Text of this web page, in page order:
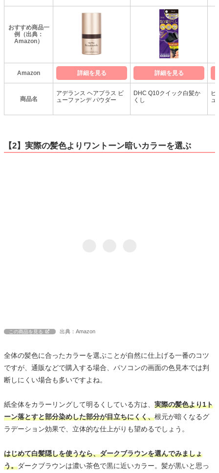
おすすめ商品一
例（出典：
Amazon）
Amazon 詳細を見る 詳細を見る
商品名
アデランス ヘアプラス ビ
ューファンデ パウダー
DHC Q10クイック白髪か
くし
ビ
ュ
【2】実際の髪色よりワントーン暗いカラーを選ぶ
この商品を見る 出典：Amazon
全体の髪色に合ったカラーを選ぶことが自然に仕上げる一番のコツ
ですが、通販などで購入する場合、パソコンの画面の色見本では判
断しにくい場合も多いですよね。
紙全体をカラーリングして明るくしている方は、 実際の髪色より1ト
ーン落とすと部分染めした部分が目立ちにくく、根元が暗くなるグ
ラデーション効果で、立体的な仕上がりも望めるでしょう。
はじめて白髪隠しを使うなら、ダークブラウンを選んでみましょ
う。ダークブラウンは濃い茶色で黒に近いカラー。髪が黒いと思っ